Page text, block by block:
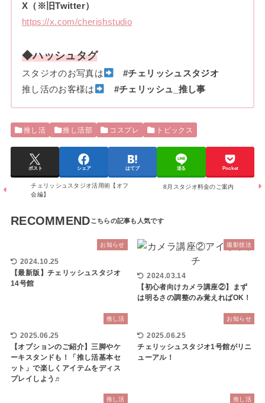
X（※旧Twitter）
https://x.com/cherishstudio
◆ハッシュタグ
スタジオのお写真は
#チェリッシュスタジオ
推し活のお客様は
#チェリッシュ_推し事
推し活 推し活部 コスプレ トピックス
ポスト シェア はてブ 送る Pocket
チェリッシュスタジオ活用術【オフ
会編】
8月スタジオ料金のご案内
RECOMMEND
お知らせ
2024.10.25
【最新版】チェリッシュスタジオ
14号館
撮影技法
2024.03.14
【初心者向けカメラ講座②】まず
は明るさの調整のみ覚えればOK！
推し活
2025.06.25
【オプションのご紹介】三脚やケ
ーキスタンドも！「推し活基本セ
ット」で楽しくアイテムをディス
プレイしよう♬
お知らせ
2025.06.25
チェリッシュスタジオ1号館がリニ
ューアル！
推し活 推し活